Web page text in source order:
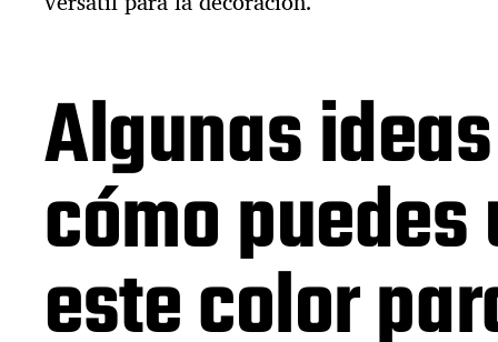
Algunas
cómo
este color